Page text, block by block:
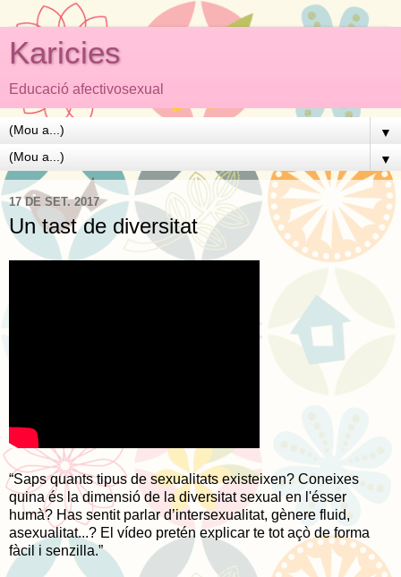
Karicies
Educació afectivosexual
▼
▼
17 DE SET. 2017
Un tast de diversitat
“Saps quants tipus de sexualitats existeixen? Coneixes
quina és la dimensió de la diversitat sexual en l'ésser
humà? Has sentit parlar d’intersexualitat, gènere fluid,
asexualitat...? El vídeo pretén explicar te tot açò de forma
fàcil i senzilla.”